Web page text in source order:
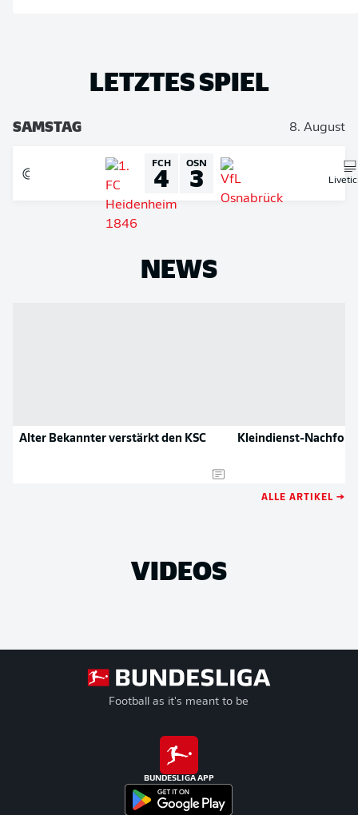
LETZTES SPIEL
SAMSTAG 8. August
FCH
4 OSN
3
NEWS
Alter Bekannter verstärkt den KSC Kleindienst-
ALLE ARTIKEL →
VIDEOS
Football as it's meant to be
BUNDESLIGA APP